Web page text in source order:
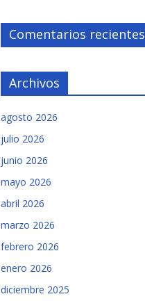
Comentarios recientes
Archivos
agosto 2026
julio 2026
junio 2026
mayo 2026
abril 2026
marzo 2026
febrero 2026
enero 2026
diciembre 2025